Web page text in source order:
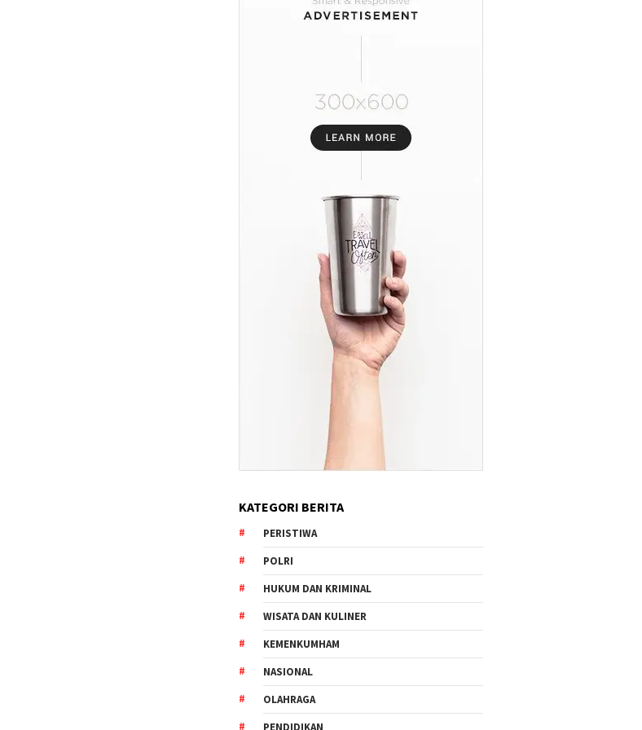
KATEGORI BERITA
PERISTIWA
POLRI
HUKUM DAN KRIMINAL
WISATA DAN KULINER
KEMENKUMHAM
NASIONAL
OLAHRAGA
PENDIDIKAN